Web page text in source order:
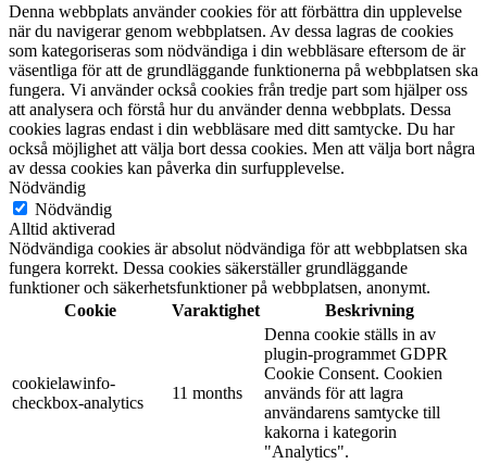
Denna webbplats använder cookies för att förbättra din upplevelse
när du navigerar genom webbplatsen. Av dessa lagras de cookies
som kategoriseras som nödvändiga i din webbläsare eftersom de är
väsentliga för att de grundläggande funktionerna på webbplatsen ska
fungera. Vi använder också cookies från tredje part som hjälper oss
att analysera och förstå hur du använder denna webbplats. Dessa
cookies lagras endast i din webbläsare med ditt samtycke. Du har
också möjlighet att välja bort dessa cookies. Men att välja bort några
av dessa cookies kan påverka din surfupplevelse.
Nödvändig
Nödvändig
Alltid aktiverad
Nödvändiga cookies är absolut nödvändiga för att webbplatsen ska
fungera korrekt. Dessa cookies säkerställer grundläggande
funktioner och säkerhetsfunktioner på webbplatsen, anonymt.
Cookie
Varaktighet Beskrivning
cookielawinfo-
checkbox-analytics
11 months
Denna cookie ställs in av
plugin-programmet GDPR
Cookie Consent. Cookien
används för att lagra
användarens samtycke till
kakorna i kategorin
"Analytics".